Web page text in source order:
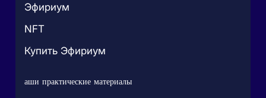
Эфириум
NFT
Купить Эфириум
аши практические материалы